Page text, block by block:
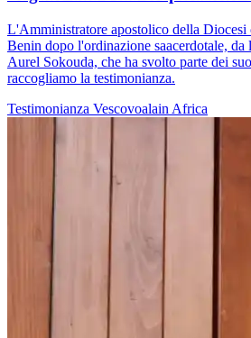
L'Amministratore apostolico della
Benin dopo l'ordinazione saacerdotale, da
Aurel Sokouda, che ha svolto parte dei
raccogliamo la testimonianza.
Testimonianza Vescovoalain Africa